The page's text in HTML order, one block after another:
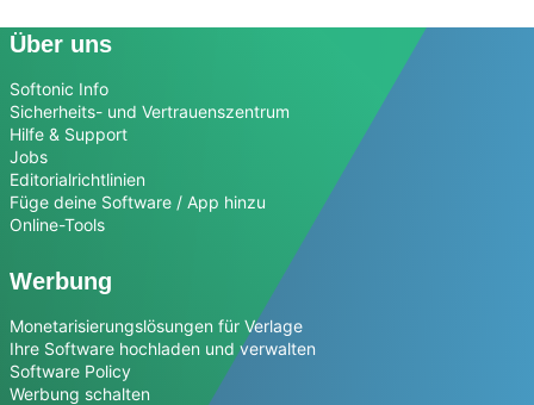
Über uns
Softonic Info
Sicherheits- und Vertrauenszentrum
Hilfe & Support
Jobs
Editorialrichtlinien
Füge deine Software / App hinzu
Online-Tools
Werbung
Monetarisierungslösungen für Verlage
Ihre Software hochladen und verwalten
Software Policy
Werbung schalten